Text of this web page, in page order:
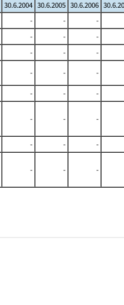
30.6.2004 30.6.2005 30.6.2006
- -
-
- -
-
- -
-
- -
-
- -
-
- - -
- -
-
- - -